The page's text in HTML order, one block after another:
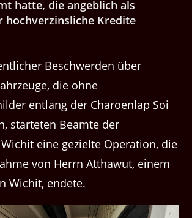
hatte, die angeblich als
hochverzinsliche Kredite
Beschwerden über
die ohne
entlang der Charoenlap Soi
starteten Beamte der
eine gezielte Operation, die
von Herrn Atthawut, einem
Wichit, endete.